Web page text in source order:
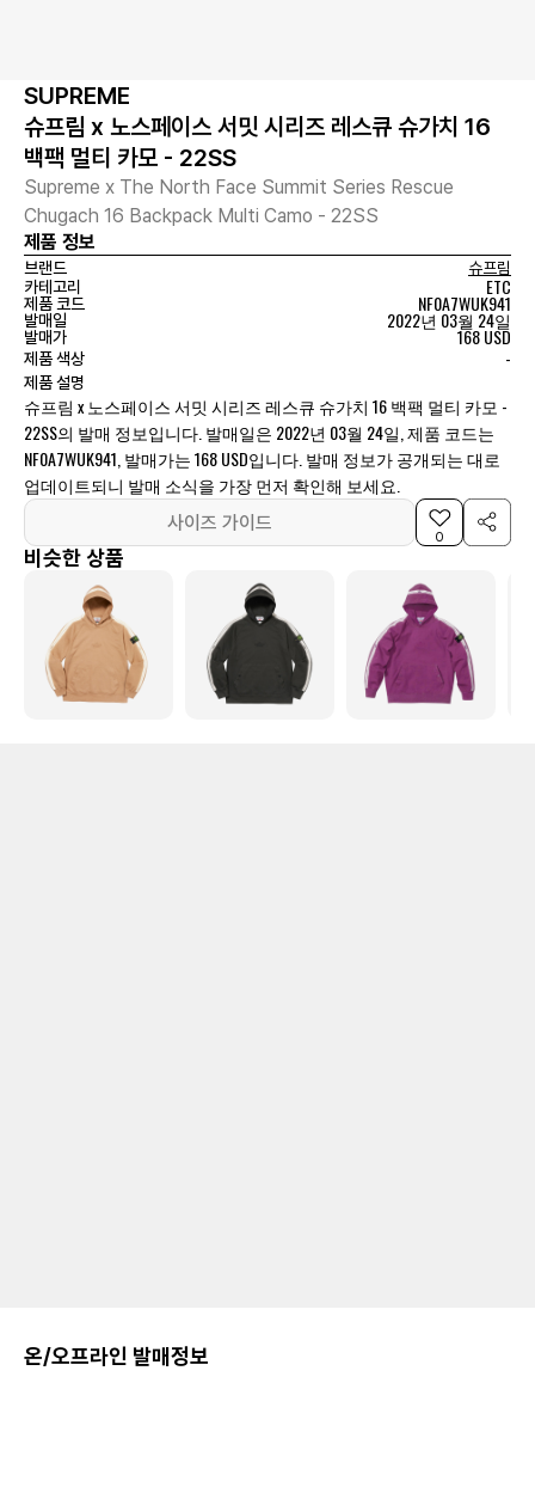
SUPREME
슈프림 x 노스페이스 서밋 시리즈 레스큐 슈가치 16
백팩 멀티 카모 - 22SS
Supreme x The North Face Summit Series Rescue
Chugach 16 Backpack Multi Camo - 22SS
제품 정보
브랜드
슈프림
카테고리
ETC
제품 코드 NF0A7WUK941
발매일 2022년 03월 24일
발매가 168 USD
제품 색상 -
제품 설명
슈프림 x 노스페이스 서밋 시리즈 레스큐 슈가치 16 백팩 멀티 카모 -
22SS의 발매 정보입니다. 발매일은 2022년 03월 24일, 제품 코드는
NF0A7WUK941, 발매가는 168 USD입니다. 발매 정보가 공개되는 대로
업데이트되니 발매 소식을 가장 먼저 확인해 보세요.
사이즈 가이드
0
비슷한 상품
온/오프라인 발매정보